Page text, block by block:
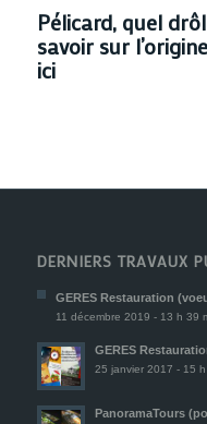
Pélicard, quel
savoir sur
ici
DERNIERS TRAVAUX
GERES Restauration
11 décembre 2019 - 13 h 39
GERES
25 janvier 2017 - 15 h
PanoramaTours